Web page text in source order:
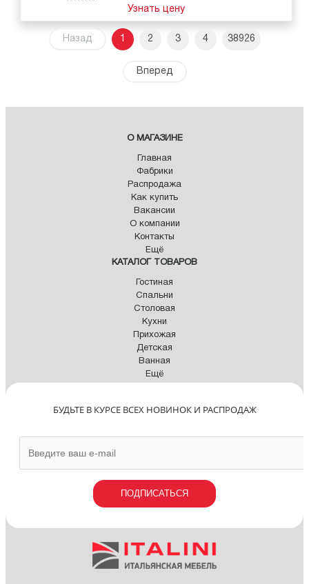
Узнать цену
Назад 1 2 3 4 38926
Вперед
О МАГАЗИНЕ
Главная
Фабрики
Распродажа
Как купить
Вакансии
О компании
Контакты
Ещё
КАТАЛОГ ТОВАРОВ
Гостиная
Спальни
Столовая
Кухни
Прихожая
Детская
Ванная
Ещё
БУДЬТЕ В КУРСЕ ВСЕХ НОВИНОК И РАСПРОДАЖ
ПОДПИСАТЬСЯ